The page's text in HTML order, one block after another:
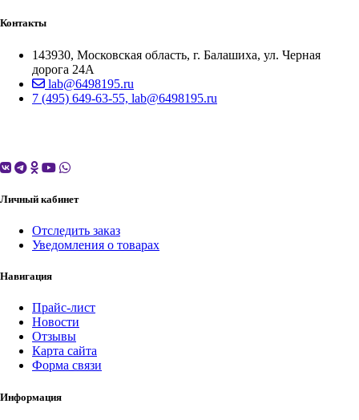
Контакты
143930, Московская область, г. Балашиха, ул. Черная
дорога 24А
lab@6498195.ru
7 (495) 649-63-55, lab@6498195.ru
Личный кабинет
Отследить заказ
Уведомления о товарах
Навигация
Прайс-лист
Новости
Отзывы
Карта сайта
Форма связи
Информация